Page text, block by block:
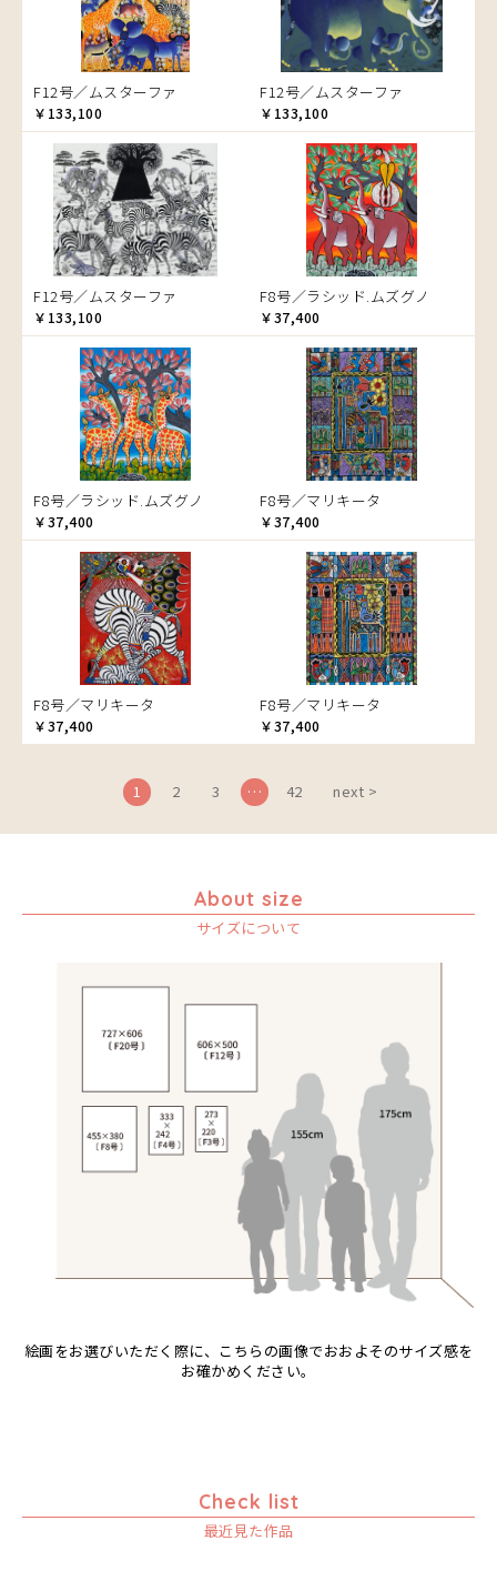
動物たち
鳥
トカゲ
トンボ
日常
ニワトリ
バオバブの木
バッファロー
花
ヒョウ
フクロウ
ブドウの木
フラミンゴ
ヘビ
ペンギン
星空
マーケット
マサイ
マンゴーの木
水浴び
湖
夕日
ライオン
漁
ワニ
F12号／ムスターファ
￥133,100
F12号／ムスターファ
￥133,100
F12号／ムスターファ
￥133,100
F8号／ラシッド.ムズグノ
￥37,400
F8号／ラシッド.ムズグノ
￥37,400
F8号／マリキータ
￥37,400
F8号／マリキータ
￥37,400
F8号／マリキータ
￥37,400
1 2 3 … 42 next >
About size
サイズについて
絵画をお選びいただく際に、こちらの画像でおおよそのサイズ感を
お確かめください。
Check list
最近見た作品